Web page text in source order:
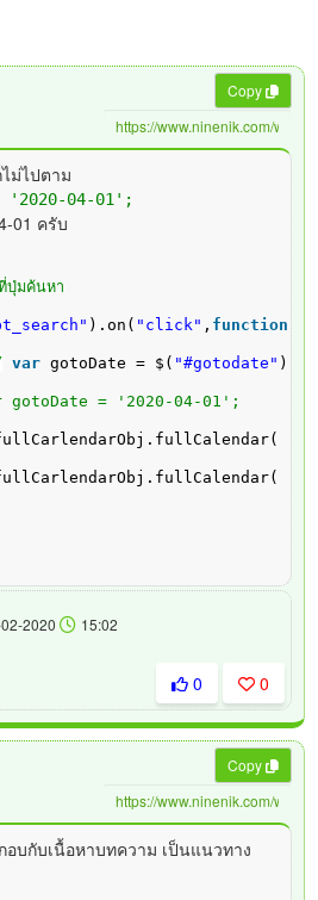
Copy
ม่ไปตาม
'2020-04-01';
01 ครับ
มค้นหา
).on( "click" , function
var gotoDate = $( "#gotodate"
= '2020-04-01';
2020 15:02
0 0
Copy
บกับเนื้อหาบทความ เป็นแนวทาง